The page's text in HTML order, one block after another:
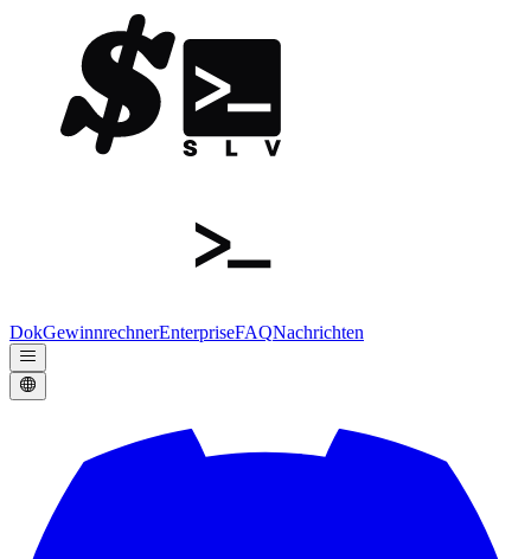
DokGewinnrechnerEnterpriseFAQNachrichten